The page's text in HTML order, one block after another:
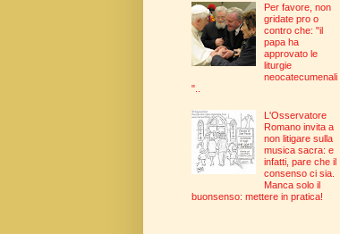
Per favore, non
gridate pro o
contro che: "il
papa ha
approvato le
liturgie
neocatecumenali
"..
L'Osservatore
Romano invita a
non litigare sulla
musica sacra: e
infatti, pare che il
consenso ci sia.
Manca solo il
buonsenso: mettere in pratica!